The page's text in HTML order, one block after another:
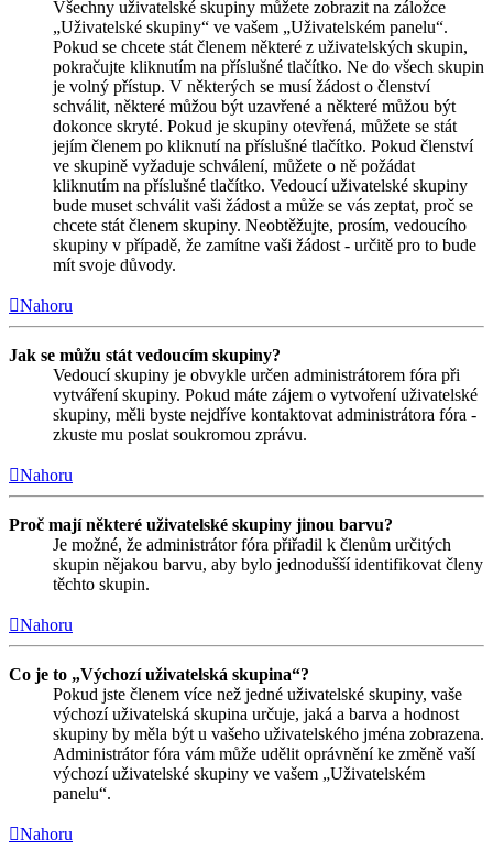
Všechny uživatelské skupiny můžete zobrazit na záložce
„Uživatelské skupiny“ ve vašem „Uživatelském panelu“.
Pokud se chcete stát členem některé z uživatelských skupin,
pokračujte kliknutím na příslušné tlačítko. Ne do všech skupin
je volný přístup. V některých se musí žádost o členství
schválit, některé můžou být uzavřené a některé můžou být
dokonce skryté. Pokud je skupiny otevřená, můžete se stát
jejím členem po kliknutí na příslušné tlačítko. Pokud členství
ve skupině vyžaduje schválení, můžete o ně požádat
kliknutím na příslušné tlačítko. Vedoucí uživatelské skupiny
bude muset schválit vaši žádost a může se vás zeptat, proč se
chcete stát členem skupiny. Neobtěžujte, prosím, vedoucího
skupiny v případě, že zamítne vaši žádost - určitě pro to bude
mít svoje důvody.
Nahoru
Jak se můžu stát vedoucím skupiny?
Vedoucí skupiny je obvykle určen administrátorem fóra při
vytváření skupiny. Pokud máte zájem o vytvoření uživatelské
skupiny, měli byste nejdříve kontaktovat administrátora fóra -
zkuste mu poslat soukromou zprávu.
Nahoru
Proč mají některé uživatelské skupiny jinou barvu?
Je možné, že administrátor fóra přiřadil k členům určitých
skupin nějakou barvu, aby bylo jednodušší identifikovat členy
těchto skupin.
Nahoru
Co je to „Výchozí uživatelská skupina“?
Pokud jste členem více než jedné uživatelské skupiny, vaše
výchozí uživatelská skupina určuje, jaká a barva a hodnost
skupiny by měla být u vašeho uživatelského jména zobrazena.
Administrátor fóra vám může udělit oprávnění ke změně vaší
výchozí uživatelské skupiny ve vašem „Uživatelském
panelu“.
Nahoru